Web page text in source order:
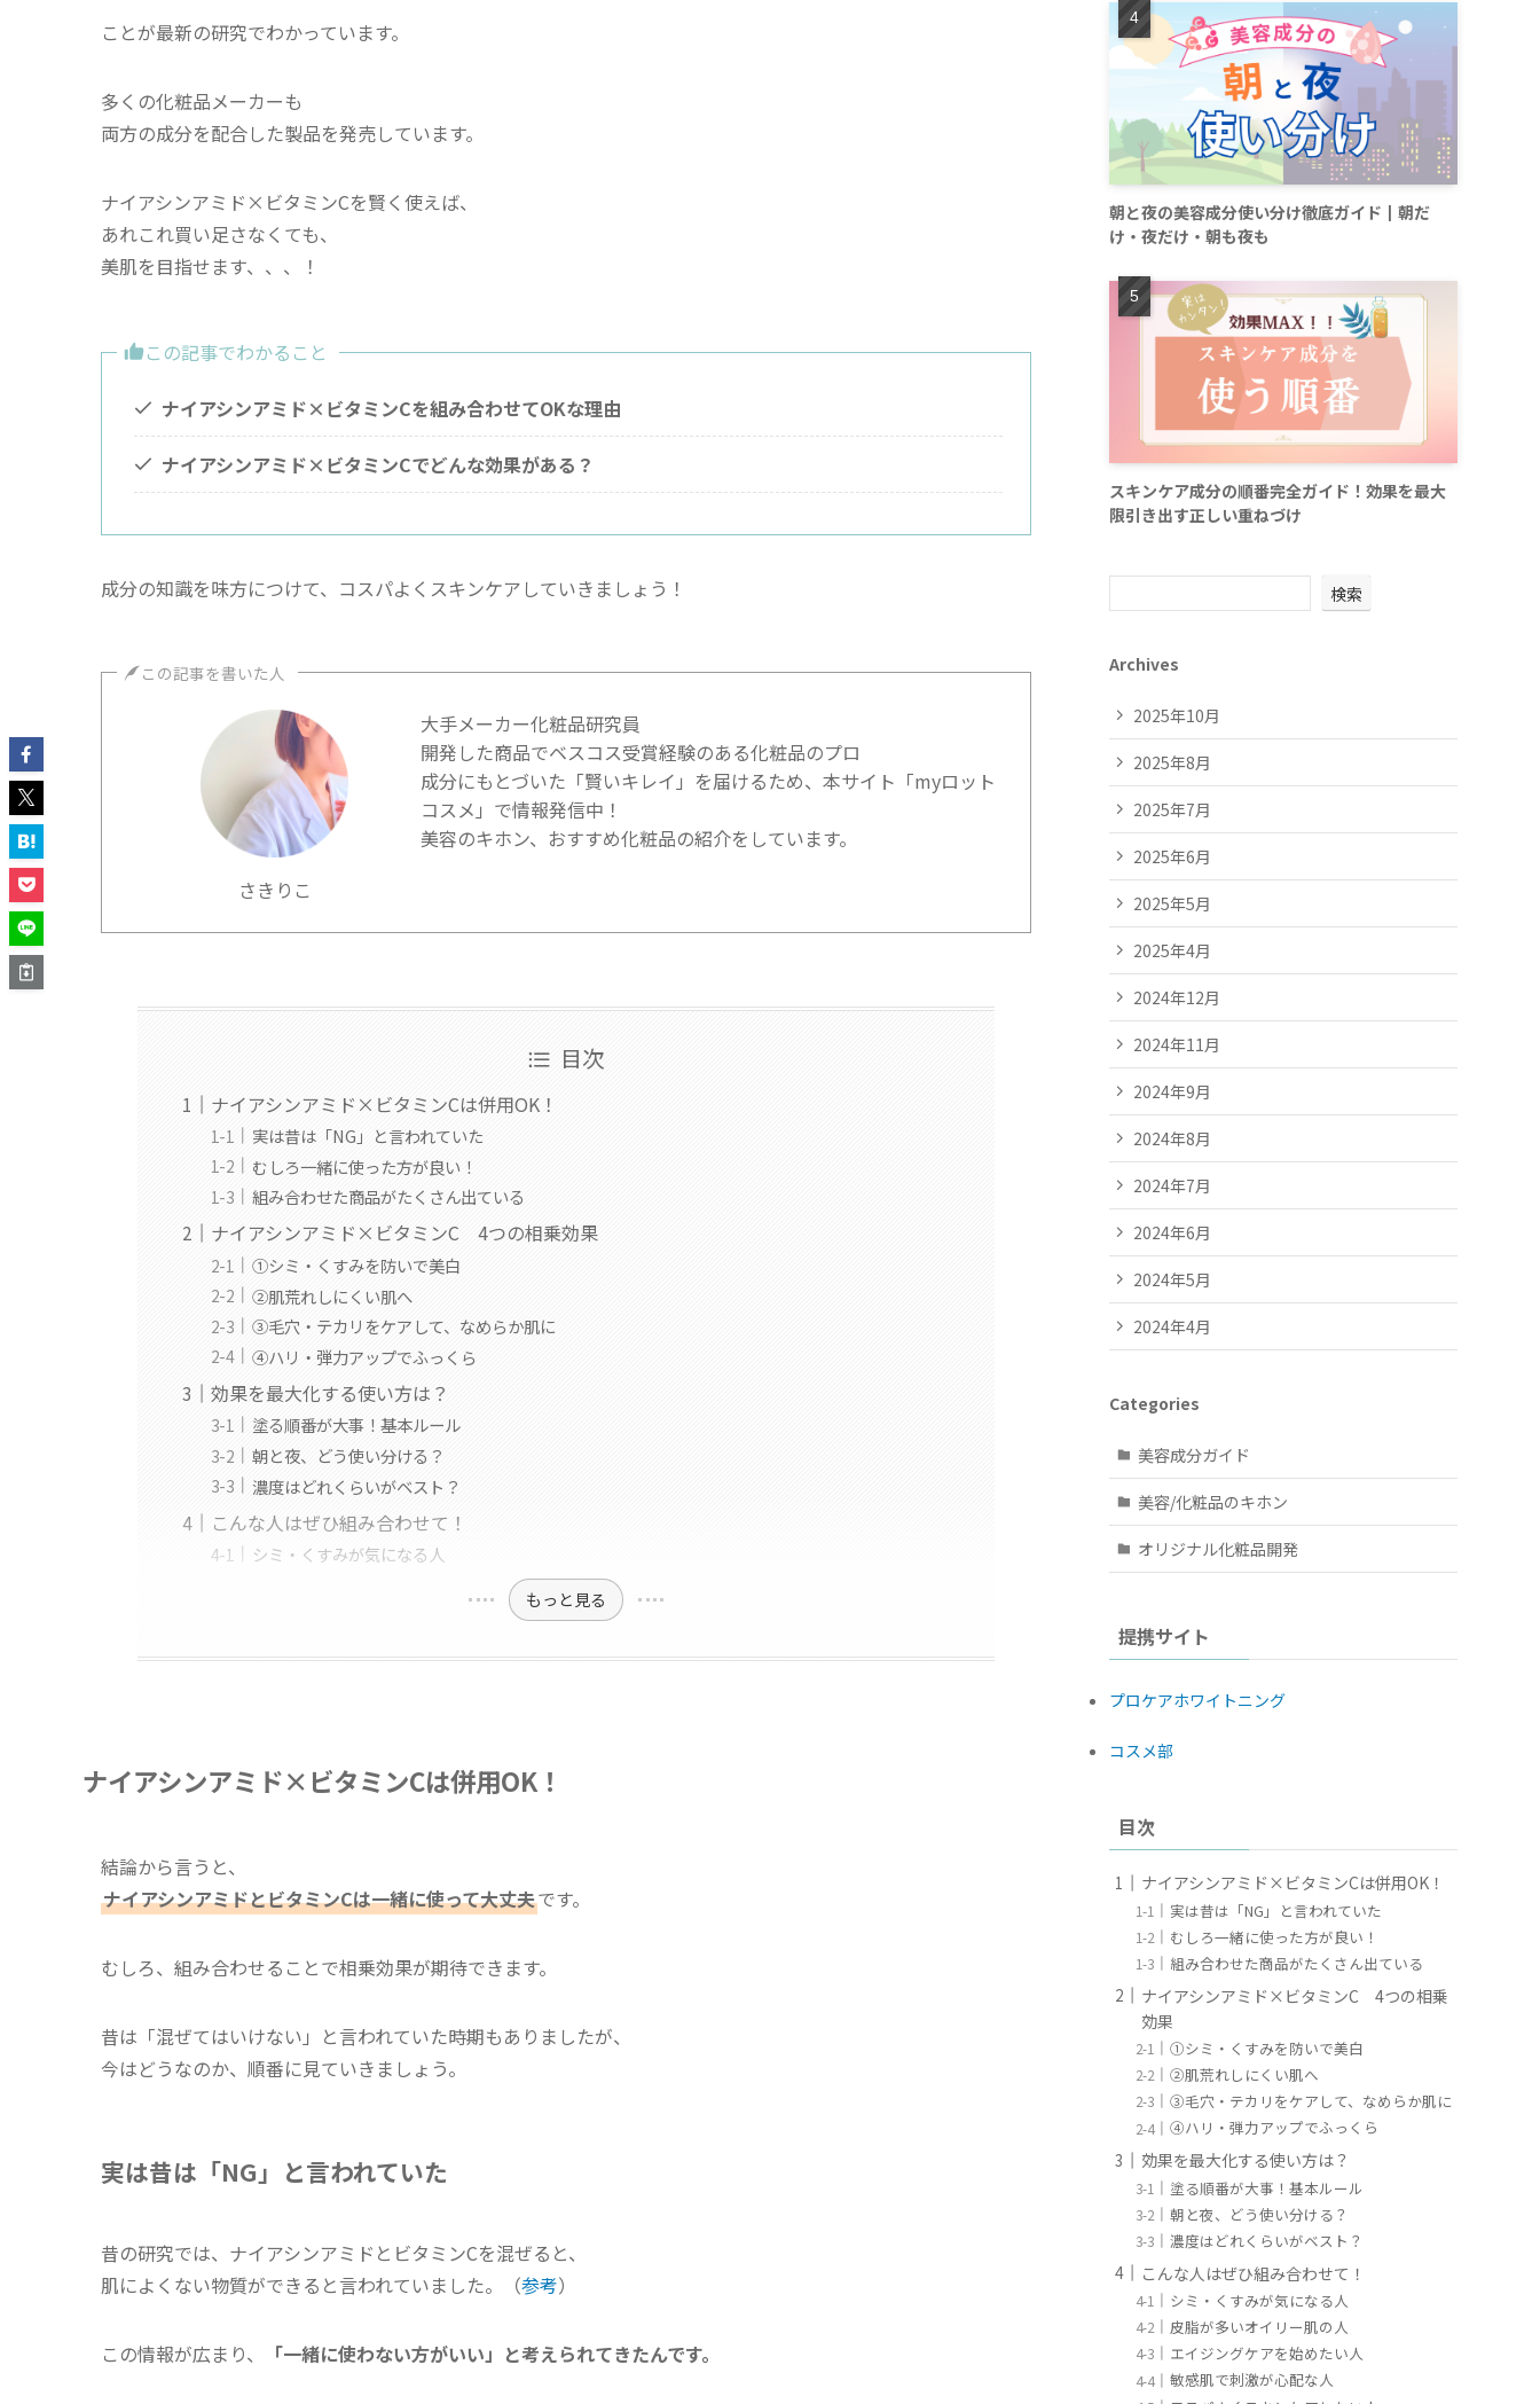
ことが最新の研究でわかっています。
多くの化粧品メーカーも
両方の成分を配合した製品を発売しています。
ナイアシンアミド×ビタミンCを賢く使えば、
あれこれ買い足さなくても、
美肌を目指せます、、、！
この記事でわかること
ナイアシンアミド×ビタミンCを組み合わせてOKな理由
ナイアシンアミド×ビタミンCでどんな効果がある？
成分の知識を味方につけて、コスパよくスキンケアしていきましょう！
この記事を書いた人
さきりこ
大手メーカー化粧品研究員
開発した商品でベスコス受賞経験のある化粧品のプロ
成分にもとづいた「賢いキレイ」を届けるため、本サイト「myロット
コスメ」で情報発信中！
美容のキホン、おすすめ化粧品の紹介をしています。
目次
ナイアシンアミド×ビタミンCは併用OK！
実は昔は「NG」と言われていた
むしろ一緒に使った方が良い！
組み合わせた商品がたくさん出ている
ナイアシンアミド×ビタミンC 4つの相乗効果
①シミ・くすみを防いで美白
②肌荒れしにくい肌へ
③毛穴・テカリをケアして、なめらか肌に
④ハリ・弾力アップでふっくら
効果を最大化する使い方は？
塗る順番が大事！基本ルール
朝と夜、どう使い分ける？
濃度はどれくらいがベスト？
こんな人はぜひ組み合わせて！
シミ・くすみが気になる人
もっと見る
ナイアシンアミド×ビタミンCは併用OK！
結論から言うと、
ナイアシンアミドとビタミンCは一緒に使って大丈夫です。
むしろ、組み合わせることで相乗効果が期待できます。
昔は「混ぜてはいけない」と言われていた時期もありましたが、
今はどうなのか、順番に見ていきましょう。
実は昔は「NG」と言われていた
昔の研究では、ナイアシンアミドとビタミンCを混ぜると、
肌によくない物質ができると言われていました。（参考）
この情報が広まり、 「一緒に使わない方がいい」と考えられてきたんです。
朝と夜の美容成分使い分け徹底ガイド┃朝だ
け・夜だけ・朝も夜も
スキンケア成分の順番完全ガイド！効果を最大
限引き出す正しい重ねづけ
検索
Archives
2025年10月
2025年8月
2025年7月
2025年6月
2025年5月
2025年4月
2024年12月
2024年11月
2024年9月
2024年8月
2024年7月
2024年6月
2024年5月
2024年4月
Categories
美容成分ガイド
美容/化粧品のキホン
オリジナル化粧品開発
提携サイト
プロケアホワイトニング
コスメ部
目次
ナイアシンアミド×ビタミンCは併用OK！
実は昔は「NG」と言われていた
むしろ一緒に使った方が良い！
組み合わせた商品がたくさん出ている
ナイアシンアミド×ビタミンC 4つの相乗
効果
①シミ・くすみを防いで美白
②肌荒れしにくい肌へ
③毛穴・テカリをケアして、なめらか肌に
④ハリ・弾力アップでふっくら
効果を最大化する使い方は？
塗る順番が大事！基本ルール
朝と夜、どう使い分ける？
濃度はどれくらいがベスト？
こんな人はぜひ組み合わせて！
シミ・くすみが気になる人
皮脂が多いオイリー肌の人
エイジングケアを始めたい人
敏感肌で刺激が心配な人